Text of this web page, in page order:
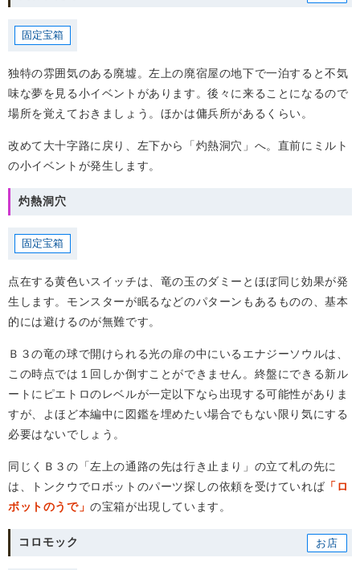
固定宝箱
独特の雰囲気のある廃墟。左上の廃宿屋の地下で一泊すると不気
味な夢を見る小イベントがあります。後々に来ることになるので
場所を覚えておきましょう。ほかは傭兵所があるくらい。
改めて大十字路に戻り、左下から「灼熱洞穴」へ。直前にミルト
の小イベントが発生します。
灼熱洞穴
固定宝箱
点在する黄色いスイッチは、竜の玉のダミーとほぼ同じ効果が発
生します。モンスターが眠るなどのパターンもあるものの、基本
的には避けるのが無難です。
Ｂ３の竜の球で開けられる光の扉の中にいるエナジーソウルは、
この時点では１回しか倒すことができません。終盤にできる新ル
ートにピエトロのレベルが一定以下なら出現する可能性がありま
すが、よほど本編中に図鑑を埋めたい場合でもない限り気にする
必要はないでしょう。
同じくＢ３の「左上の通路の先は行き止まり」の立て札の先に
は、トンクウでロボットのパーツ探しの依頼を受けていれば 「ロ
ボットのうで」の宝箱が出現しています。
コロモック